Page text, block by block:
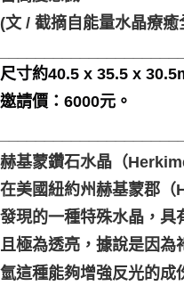
(文 / 截摘自能量水晶療癒
尺寸約40.5 x 35.5 x
邀請價：6000元。
赫基蒙鑽石水晶（
在美國紐約州赫基蒙郡（
發現的一種特殊水晶，具
且極為透亮，據說是因為
氫這種能夠增強反光的成